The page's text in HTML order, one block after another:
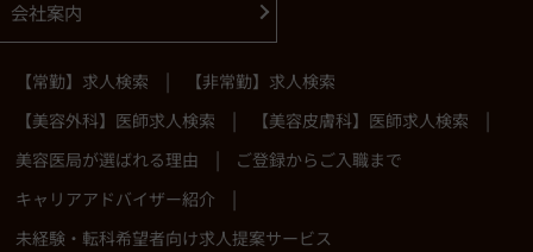
会社案内
【常勤】求人検索 |
【非常勤】求人検索
【美容外科】医師求人検索
| 【美容皮膚科】医師求人検索 |
美容医局が選ばれる理由 |
ご登録からご入職まで
キャリアアドバイザー紹介
|
未経験・転科希望者向け求人提案サービス